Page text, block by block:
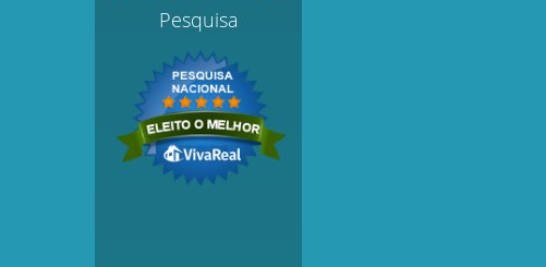
Pesquisa